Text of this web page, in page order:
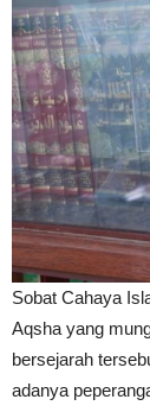
Sobat Cahaya
Aqsha yang
bersejarah
adanya